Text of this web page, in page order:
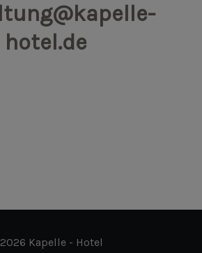
hotel.de
Kapelle - Hotel